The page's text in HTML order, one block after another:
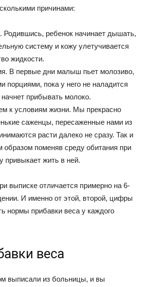
причинами:
Родившись, ребенок начинает дышать,
систему и кожу улетучивается
жидкости.
В первые дни малыш пьет молозиво,
порциями, пока у него не наладится
прибывать молоко.
к условиям жизни. Мы прекрасно
саженцы, пересаженные нами из
расти далеко не сразу. Так и
образом поменяв среду обитания при
привыкает жить в ней.
выписке отличается примерно на 6-
И именно от этой, второй, цифры
нормы прибавки веса у каждого
веса
выписали из больницы, и вы